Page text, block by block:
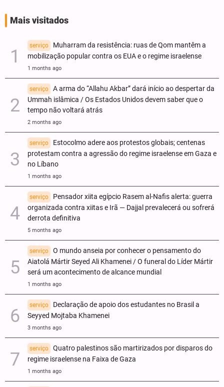
Mais visitados
serviço
Muharram da resistência: ruas de Qom mantêm a
mobilização popular contra os EUA e o regime israelense
1 months ago
serviço
A arma do “Allahu Akbar” dará início ao despertar da
Ummah islâmica / Os Estados Unidos devem saber que o
tempo não voltará atrás
2 months ago
serviço
Estocolmo adere aos protestos globais; centenas
protestam contra a agressão do regime israelense em Gaza e
no Líbano
1 months ago
serviço
Pensador xiita egípcio Rasem al-Nafis alerta: guerra
organizada contra xiitas e Irã — Dajjal prevalecerá ou sofrerá
derrota definitiva
5 months ago
serviço
O mundo anseia por conhecer o pensamento do
Aiatolá Mártir Seyed Ali Khamenei / O funeral do Líder Mártir
será um acontecimento de alcance mundial
1 months ago
serviço
Declaração de apoio dos estudantes no Brasil a
Seyyed Mojtaba Khamenei
3 months ago
serviço
Quatro palestinos são martirizados por disparos do
regime israelense na Faixa de Gaza
1 months ago